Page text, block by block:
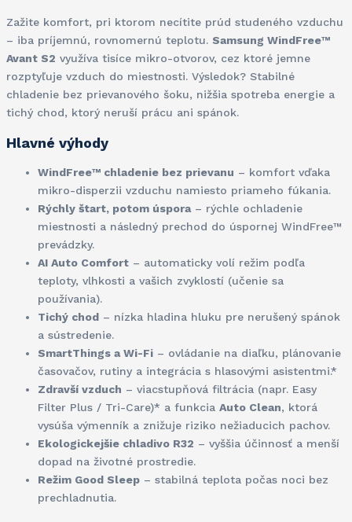
Zažite komfort, pri ktorom necítite prúd studeného vzduchu
– iba príjemnú, rovnomernú teplotu. Samsung WindFree™
Avant S2 využíva tisíce mikro-otvorov, cez ktoré jemne
rozptyľuje vzduch do miestnosti. Výsledok? Stabilné
chladenie bez prievanového šoku, nižšia spotreba energie a
tichý chod, ktorý neruší prácu ani spánok.
Hlavné výhody
WindFree™ chladenie bez prievanu – komfort vďaka
mikro-disperzii vzduchu namiesto priameho fúkania.
Rýchly štart, potom úspora– rýchle ochladenie
miestnosti a následný prechod do úspornej WindFree™
prevádzky.
AI Auto Comfort – automaticky volí režim podľa
teploty, vlhkosti a vašich zvyklostí (učenie sa
používania).
Tichý chod – nízka hladina hluku pre nerušený spánok
a sústredenie.
SmartThings a Wi-Fi – ovládanie na diaľku, plánovanie
časovačov, rutiny a integrácia s hlasovými asistentmi.*
Zdravší vzduch – viacstupňová filtrácia (napr. Easy
Filter Plus / Tri-Care)* a funkcia Auto Clean, ktorá
vysúša výmenník a znižuje riziko nežiaducich pachov.
Ekologickejšie chladivo R32 – vyššia účinnosť a menší
dopad na životné prostredie.
Režim Good Sleep – stabilná teplota počas noci bez
prechladnutia.